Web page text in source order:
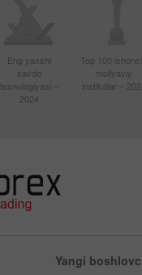
Eng yaxshi
savdo
texnologiyasi –
2024
Top 100
moliyaviy
institutlar –
Yangi